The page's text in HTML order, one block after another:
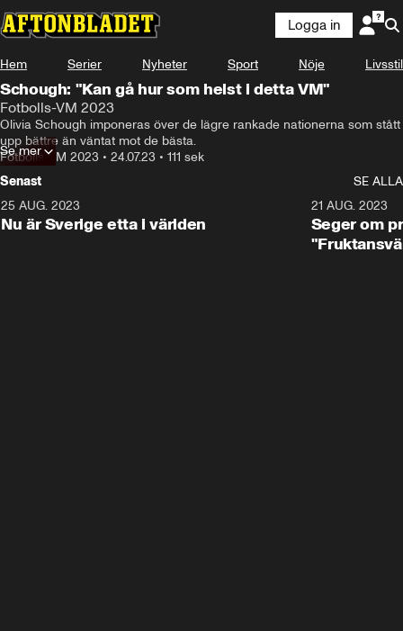
Logga in
Hem Serier Nyheter Sport Nöje Livsstil
Schough: "Kan gå hur som helst i detta VM"
Fotbolls-VM 2023
Olivia Schough imponeras över de lägre rankade nationerna som stått
upp bättre än väntat mot de bästa.
Fotbolls-VM 2023 • 24.07.23 • 111 sek
Se mer
Senast
SE ALLA
25 AUG. 2023
Nu är Sverige etta i världen
21 AUG. 2023
Seger om